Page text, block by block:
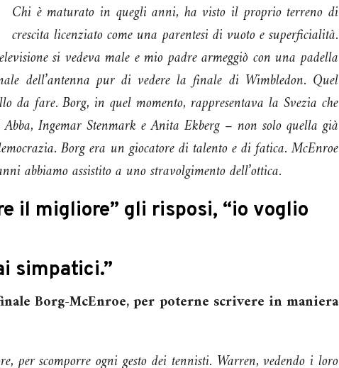
Chi è maturato in quegli anni, ha visto il proprio terreno di
crescita licenziato come una parentesi di vuoto e superficialità.
si vedeva male e mio padre armeggiò con una padella
dell’antenna pur di vedere la finale di Wimbledon. Quel
da fare. Borg, in quel momento, rappresentava la Svezia che
Ingemar Stenmark e Anita Ekberg – non solo quella già
Borg era un giocatore di talento e di fatica. McEnroe
abbiamo assistito a uno stravolgimento dell’ottica.
il migliore” gli risposi, “io voglio
simpatici.”
Borg-McEnroe, per poterne scrivere in maniera
per scomporre ogni gesto dei tennisti. Warren, vedendo i loro